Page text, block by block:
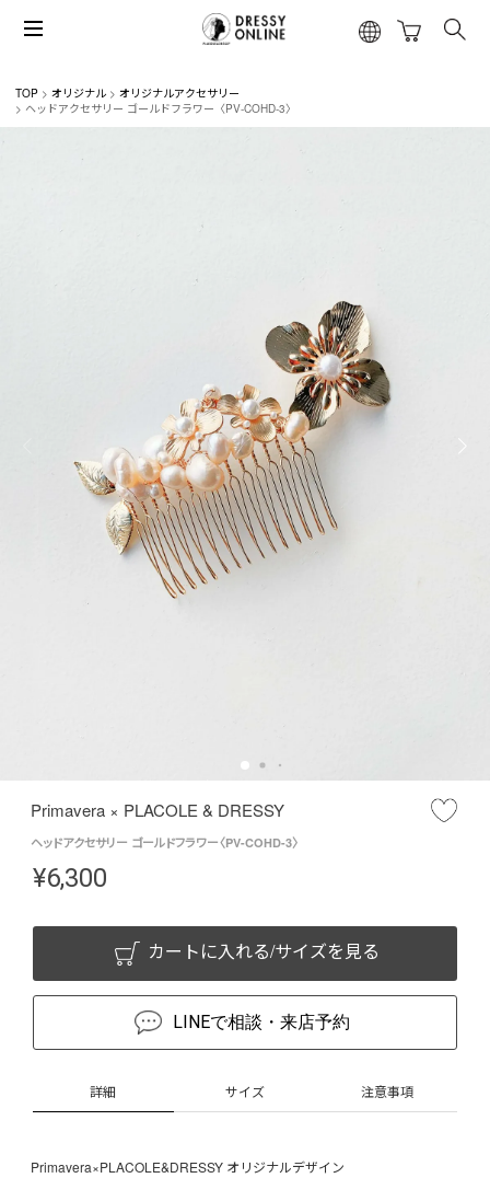
TOP オリジナル
オリジナルアクセサリー
ヘッドアクセサリー ゴールドフラワー〈PV-COHD-3〉
Primavera × PLACOLE & DRESSY
ヘッドアクセサリー ゴールドフラワー〈PV-COHD-3〉
¥6,300
カートに入れる/サイズを見る
LINEで相談・来店予約
詳細 サイズ 注意事項
Primavera×PLACOLE&DRESSY オリジナルデザイン